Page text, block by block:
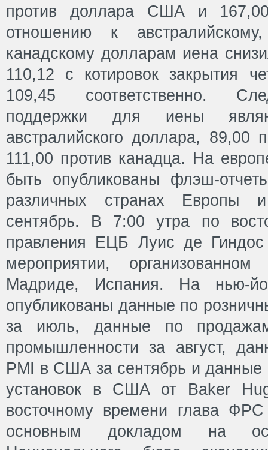
против доллара США и
отношению к
канадскому долларам иена
110,12 с котировок закрытия
109,45 соответственно.
поддержки для иены
австралийского доллара, 89,00
111,00 против канадца. На
быть опубликованы флэш-
различных странах Европы
сентябрь. В 7:00 утра по
правления ЕЦБ Луис де
мероприятии,
Мадриде, Испания. На нью-
опубликованы данные по
за июль, данные по
промышленности за август,
PMI в США за сентябрь и данные
установок в США от Baker
восточному времени глава
основным докладом на